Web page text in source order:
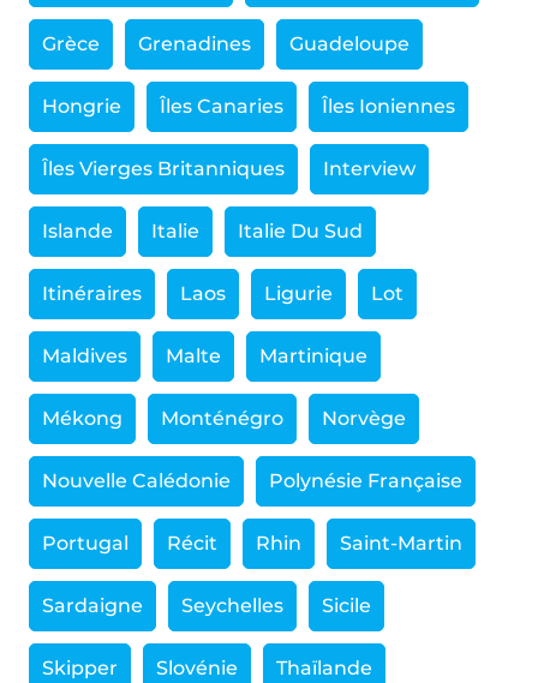
Grèce Grenadines Guadeloupe
Hongrie Îles Canaries Îles Ioniennes
Îles Vierges Britanniques Interview
Islande Italie Italie Du Sud
Itinéraires Laos Ligurie Lot
Maldives Malte Martinique
Mékong Monténégro Norvège
Nouvelle Calédonie Polynésie Française
Portugal Récit Rhin Saint-Martin
Sardaigne Seychelles Sicile
Skipper Slovénie Thaïlande